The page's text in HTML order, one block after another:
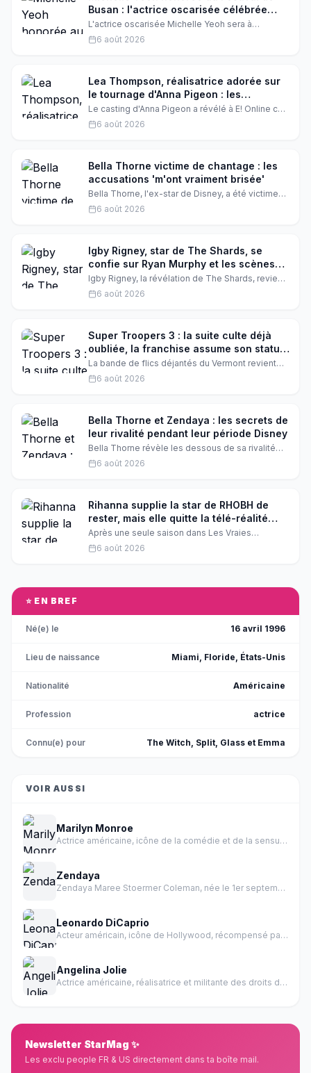
Busan : l'actrice oscarisée célébrée
comme cinéaste asiatique de l'année
L'actrice oscarisée Michelle Yeoh sera à
l'honneur au Festival international du film de
Busan, où elle recevra le prix du cinéaste
ses œuvres, dont un court-métrage signé Sean
Baker.
6 août 2026
Lea Thompson, réalisatrice adorée sur
le tournage d'Anna Pigeon : les
confidences du casting
Le casting d'Anna Pigeon a révélé à E! Online ce
que c'était vraiment de travailler avec Lea
Thompson, la star de Retour vers le futur, en tant
6 août 2026
Bella Thorne victime de chantage : les
accusations 'm'ont vraiment brisée'
Bella Thorne, l'ex-star de Disney, a été victime
d'un chantage en 2019. Les accusations qui ont
suivi l'ont profondément affectée. Découvrez
6 août 2026
Igby Rigney, star de The Shards, se
confie sur Ryan Murphy et les scènes
de sexe
Igby Rigney, la révélation de The Shards, revient
sur sa rencontre avec Ryan Murphy, ses scènes
intimes et son épuisement après une tournée
6 août 2026
Super Troopers 3 : la suite culte déjà
oubliée, la franchise assume son statut
culte
La bande de flics déjantés du Vermont revient
dans Super Troopers 3, mais cette fois, pas de
crowdfunding record ni de folie : le film enchaîne
fans sur leur faim.
6 août 2026
Bella Thorne et Zendaya : les secrets de
leur rivalité pendant leur période Disney
Bella Thorne révèle les dessous de sa rivalité
avec Zendaya pendant leur période Disney. Les
deux actrices étaient au sommet de leur gloire
Découvrez ce qui s'est vraiment passé entre ces
deux stars de Disney.
6 août 2026
Rihanna supplie la star de RHOBH de
rester, mais elle quitte la télé-réalité
après une saison
Après une seule saison dans Les Vraies
Housewives de Beverly Hills, la nouvelle recrue a
annoncé son départ, malgré les supplications de
décision qui a secoué la télé-réalité américaine.
6 août 2026
⭐ EN BREF
Né(e) le 16 avril 1996
Lieu de naissance Miami, Floride, États-Unis
Nationalité Américaine
Profession actrice
Connu(e) pour The Witch, Split, Glass et Emma
VOIR AUSSI
Marilyn Monroe
Actrice américaine, icône de la comédie et de la sensualité des années 1950.
Zendaya
Zendaya Maree Stoermer Coleman, née le 1er septembre 1996 à Oakland en Californie, est une actrice et chanteuse américaine.
Leonardo DiCaprio
Acteur américain, icône de Hollywood, récompensé par un Oscar
Angelina Jolie
Actrice américaine, réalisatrice et militante des droits de l'homme
Newsletter StarMag ✨
Les exclu people FR & US directement dans ta boîte mail.